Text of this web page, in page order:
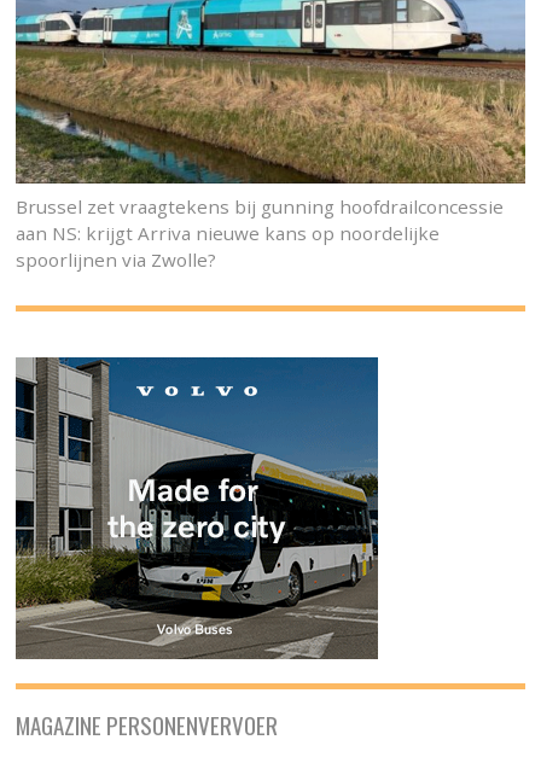
Brussel zet vraagtekens bij gunning hoofdrailconcessie
aan NS: krijgt Arriva nieuwe kans op noordelijke
spoorlijnen via Zwolle?
MAGAZINE PERSONENVERVOER